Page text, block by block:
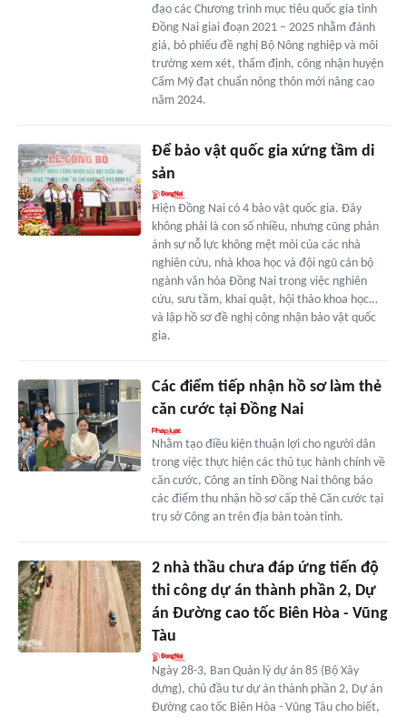
đạo các Chương trình mục tiêu quốc gia tỉnh
Đồng Nai giai đoạn 2021 – 2025 nhằm đánh
giá, bỏ phiếu đề nghị Bộ Nông nghiệp và môi
trường xem xét, thẩm định, công nhận huyện
Cẩm Mỹ đạt chuẩn nông thôn mới nâng cao
năm 2024.
Để bảo vật quốc gia xứng tầm di
sản
Hiện Đồng Nai có 4 bảo vật quốc gia. Đây
không phải là con số nhiều, nhưng cũng phản
ánh sự nỗ lực không mệt mỏi của các nhà
nghiên cứu, nhà khoa học và đội ngũ cán bộ
ngành văn hóa Đồng Nai trong việc nghiên
cứu, sưu tầm, khai quật, hội thảo khoa học…
và lập hồ sơ đề nghị công nhận bảo vật quốc
gia.
Các điểm tiếp nhận hồ sơ làm thẻ
căn cước tại Đồng Nai
Nhằm tạo điều kiện thuận lợi cho người dân
trong việc thực hiện các thủ tục hành chính về
căn cước, Công an tỉnh Đồng Nai thông báo
các điểm thu nhận hồ sơ cấp thẻ Căn cước tại
trụ sở Công an trên địa bàn toàn tỉnh.
2 nhà thầu chưa đáp ứng tiến độ
thi công dự án thành phần 2, Dự
án Đường cao tốc Biên Hòa - Vũng
Tàu
Ngày 28-3, Ban Quản lý dự án 85 (Bộ Xây
dựng), chủ đầu tư dự án thành phần 2, Dự án
Đường cao tốc Biên Hòa - Vũng Tàu cho biết,